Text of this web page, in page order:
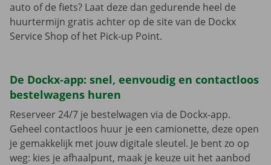
auto of de fiets? Laat deze dan gedurende heel de
huurtermijn gratis achter op de site van de Dockx
Service Shop of het Pick-up Point.
De Dockx-app: snel, eenvoudig en contactloos
bestelwagens huren
Reserveer 24/7 je bestelwagen via de Dockx-app.
Geheel contactloos huur je een camionette, deze open
je gemakkelijk met jouw digitale sleutel. Je bent zo op
weg: kies je afhaalpunt, maak je keuze uit het aanbod